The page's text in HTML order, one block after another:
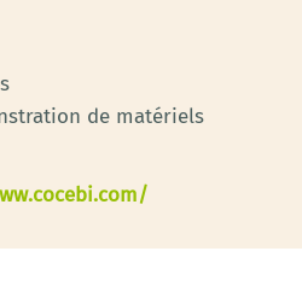
de matériels